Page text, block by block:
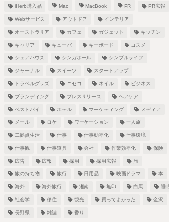
iHerb購入品 Mac MacBook PR PR広報
Webサービス アウトドア インテリア
オーストラリア カフェ ガジェット キッチン
キャリア キューバ キーボード コスメ
シェアハウス シンガポール シンプルライフ
ジャーナル スイーツ スタートアップ
トラベルグッズ ニセコ ネイル ビジネス
ブランディング プレスリリース ヘアケア
ベストバイ ホテル マーケティング メディア
メール ロケ ワーケーション 一人旅
二拠点生活 仕事 仕事効率化 仕事環境
仕事観 仕事道具 会社 作業効率化 保険
広告 広報 採用 採用広報 旅
旅の持ち物 旅行 日用品 映画ドラマ 本
海外 海外旅行 湘南 無印 白馬 睡
社会学 移住 観光 買ってよかった 金沢
長野県 雑誌 香り